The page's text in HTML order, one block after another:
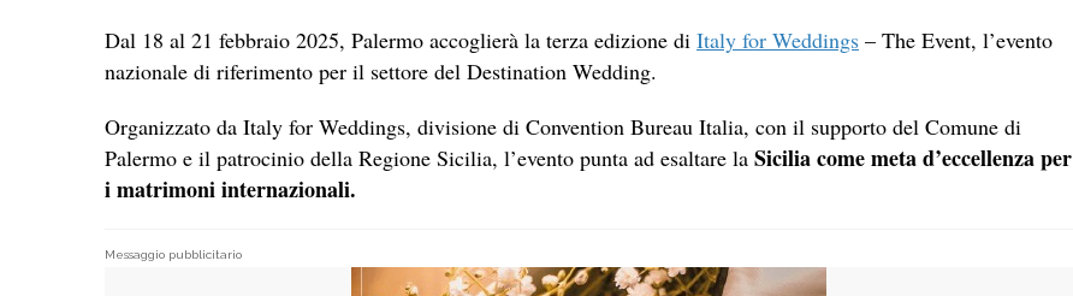
Dal 18 al 21 febbraio 2025, Palermo accoglierà la terza edizione di Italy for Weddings – The Event, l’evento
nazionale di riferimento per il settore del Destination Wedding.
Organizzato da Italy for Weddings, divisione di Convention Bureau Italia, con il supporto del Comune di
Palermo e il patrocinio della Regione Sicilia, l’evento punta ad esaltare la Sicilia come meta d’eccellenza per
i matrimoni internazionali.
Messaggio pubblicitario